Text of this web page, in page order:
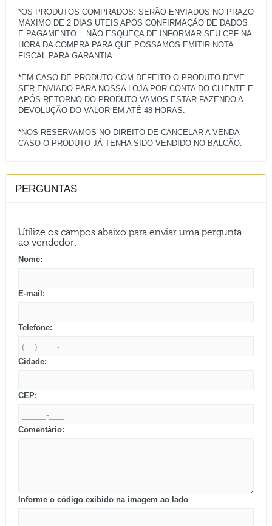
*OS PRODUTOS COMPRADOS: SERÃO ENVIADOS NO PRAZO
MAXIMO DE 2 DIAS UTEIS APÓS CONFIRMAÇÃO DE DADOS
E PAGAMENTO... NÃO ESQUEÇA DE INFORMAR SEU CPF NA
HORA DA COMPRA PARA QUE POSSAMOS EMITIR NOTA
FISCAL PARA GARANTIA.
*EM CASO DE PRODUTO COM DEFEITO O PRODUTO DEVE
SER ENVIADO PARA NOSSA LOJA POR CONTA DO CLIENTE E
APÓS RETORNO DO PRODUTO VAMOS ESTAR FAZENDO A
DEVOLUÇÃO DO VALOR EM ATÉ 48 HORAS.
*NOS RESERVAMOS NO DIREITO DE CANCELAR A VENDA
PERGUNTAS
Utilize os campos abaixo para enviar uma pergunta
ao vendedor:
Nome:
E-mail:
Telefone:
Cidade:
CEP:
Comentário:
Informe o código exibido na imagem ao lado